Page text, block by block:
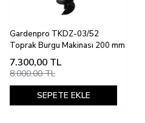
Gardenpro TKDZ-03/52
Toprak Burgu Makinası 200 mm
7.300,00 TL
8.000,00 TL
SEPETE EKLE